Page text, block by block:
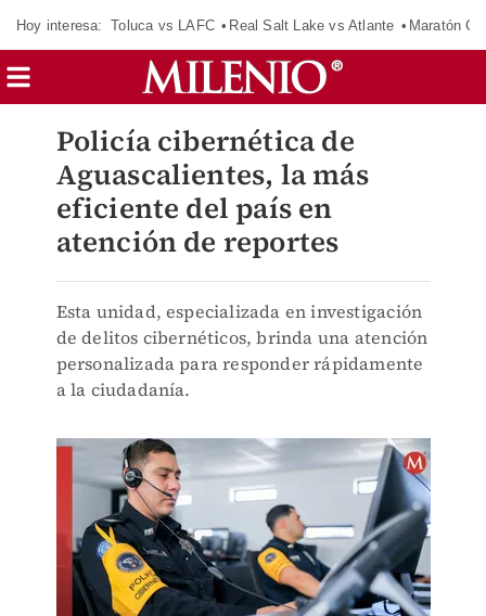
Hoy interesa: Toluca vs LAFC Real Salt Lake vs Atlante Maratón
Policía cibernética de
Aguascalientes, la más
eficiente del país en
atención de reportes
Esta unidad, especializada en investigación
de delitos cibernéticos, brinda una atención
personalizada para responder rápidamente
a la ciudadanía.